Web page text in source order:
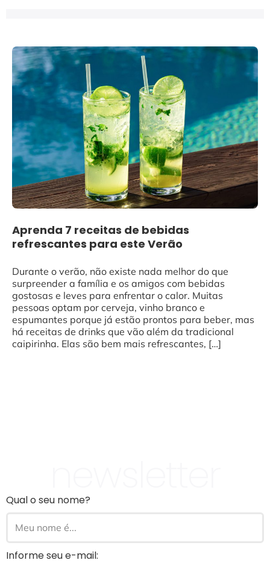
Aprenda 7 receitas de bebidas
refrescantes para este Verão
Durante o verão, não existe nada melhor do que
surpreender a família e os amigos com bebidas
gostosas e leves para enfrentar o calor. Muitas
pessoas optam por cerveja, vinho branco e
espumantes porque já estão prontos para beber, mas
há receitas de drinks que vão além da tradicional
caipirinha. Elas são bem mais refrescantes, […]
Qual o seu nome?
Informe seu e-mail: